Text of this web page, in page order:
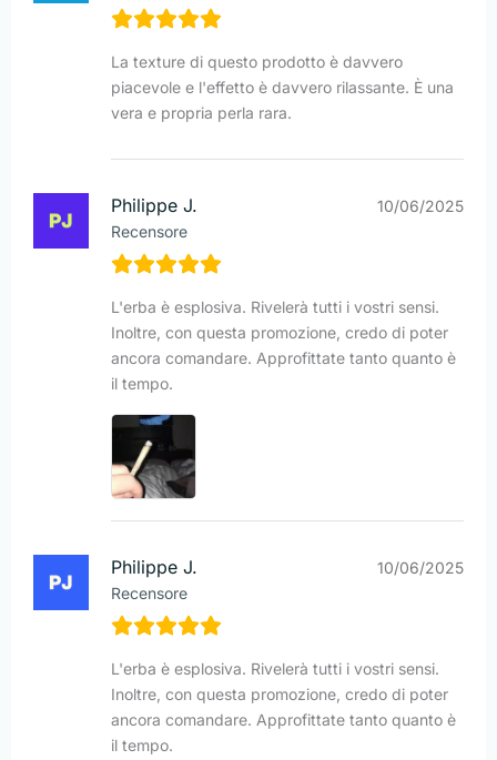
La texture di questo prodotto è davvero
piacevole e l'effetto è davvero rilassante. È una
vera e propria perla rara.
Philippe J.
Recensore
10/06/2025
L'erba è esplosiva. Rivelerà tutti i vostri sensi.
Inoltre, con questa promozione, credo di poter
ancora comandare. Approfittate tanto quanto è
il tempo.
Philippe J.
Recensore
10/06/2025
L'erba è esplosiva. Rivelerà tutti i vostri sensi.
Inoltre, con questa promozione, credo di poter
ancora comandare. Approfittate tanto quanto è
il tempo.